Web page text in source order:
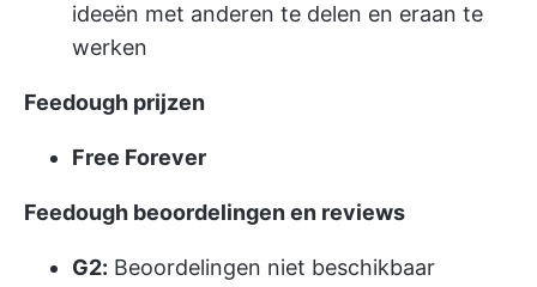
ideeën met anderen te delen en eraan te
werken
Feedough prijzen
Free Forever
Feedough beoordelingen en reviews
G2: Beoordelingen niet beschikbaar